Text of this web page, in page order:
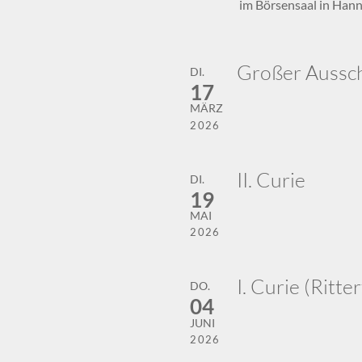
im Börsensaal in
DI.
17
MÄRZ
2026
Großer
DI.
19
MAI
2026
II. Curie
DO.
04
JUNI
2026
I. Curie